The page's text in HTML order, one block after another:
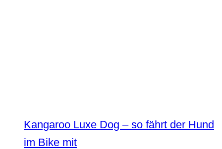
Kangaroo Luxe Dog – so fährt der Hund
im Bike mit